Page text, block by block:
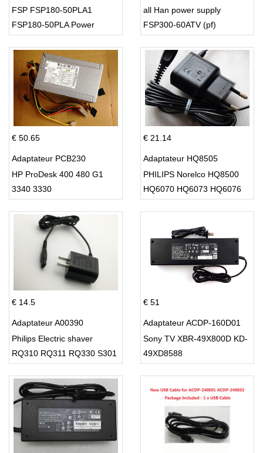
FSP FSP180-50PLA1
FSP180-50PLA Power
all Han power supply
FSP300-60ATV (pf)
€ 50.65
Adaptateur PCB230
HP ProDesk 400 480 G1
3340 3330
€ 21.14
Adaptateur HQ8505
PHILIPS Norelco HQ8500
HQ6070 HQ6073 HQ6076
€ 14.5
Adaptateur A00390
Philips Electric shaver
RQ310 RQ311 RQ330 S301
€ 51
Adaptateur ACDP-160D01
Sony TV XBR-49X800D KD-
49XD8588